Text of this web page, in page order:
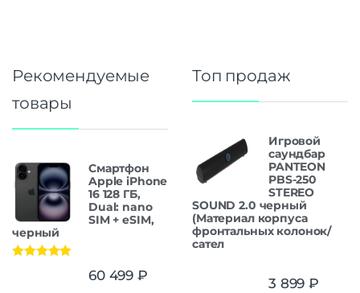
Рекомендуемые
товары
Смартфон
Apple iPhone
16 128 ГБ,
Dual: nano
SIM + eSIM,
черный
60 499 ₽
Топ продаж
Игровой
саундбар
PANTEON
PBS-250
STEREO
SOUND 2.0 черный
(Материал корпуса
фронтальных колонок/
сател
3 899 ₽